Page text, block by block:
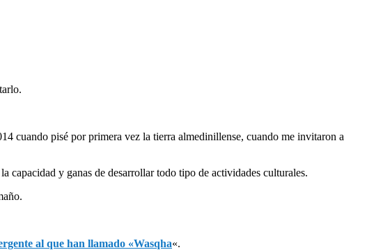
cuando pisé por primera vez la tierra almedinillense, cuando me invitaron a
capacidad y ganas de desarrollar todo tipo de actividades culturales.
al que han llamado «Wasqha«.